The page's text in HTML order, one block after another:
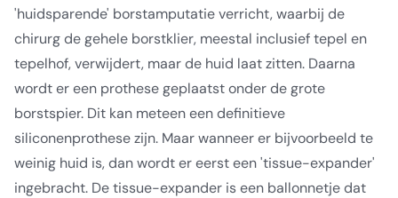
'huidsparende' borstamputatie verricht, waarbij de
chirurg de gehele borstklier, meestal inclusief tepel en
tepelhof, verwijdert, maar de huid laat zitten. Daarna
wordt er een prothese geplaatst onder de grote
borstspier. Dit kan meteen een definitieve
siliconenprothese zijn. Maar wanneer er bijvoorbeeld te
weinig huid is, dan wordt er eerst een 'tissue-expander'
ingebracht. De tissue-expander is een ballonnetje dat